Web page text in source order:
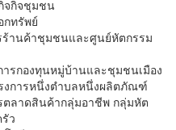
จกิจชุมชน
ทรัพย์
านค้าชุมชนและศูนย์หัตกรรม
รกองทุนหมู่บ้านและชุมชนเมือง
งการหนึ่งตำบลหนึ่งผลิตภัณฑ์
ลาดสินค้ากลุ่มอาชีพ กลุ่มหัต
ว